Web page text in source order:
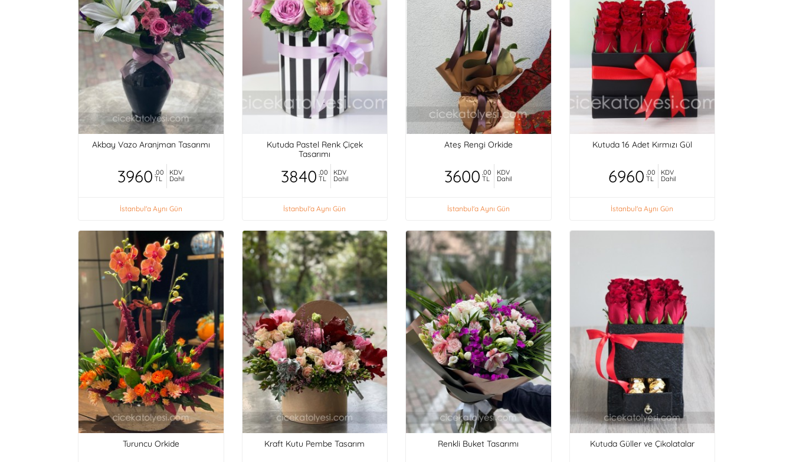
Akbay Vazo Aranjman Tasarımı
3960 ,00
TL
KDV
Dahil
İstanbul'a Aynı Gün
Kutuda Pastel Renk Çiçek
Tasarımı
3840 ,00
TL
KDV
Dahil
İstanbul'a Aynı Gün
Ateş Rengi Orkide
3600 ,00
TL
KDV
Dahil
İstanbul'a Aynı Gün
Kutuda 16 Adet Kırmızı Gül
6960 ,00
TL
KDV
Dahil
İstanbul'a Aynı Gün
Turuncu Orkide Kraft Kutu Pembe Tasarım Renkli Buket Tasarımı Kutuda Güller ve Çikolatalar